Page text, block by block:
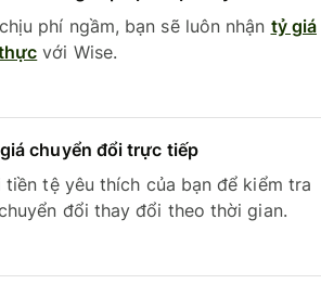
phí ngầm, bạn sẽ luôn nhận tỷ giá
với Wise.
chuyển đổi trực tiếp
tiền tệ yêu thích của bạn để kiểm tra
đổi thay đổi theo thời gian.